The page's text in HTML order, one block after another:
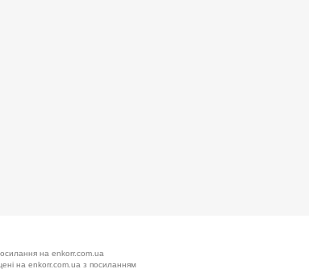
на enkorr.com.ua
на enkorr.com.ua з посиланням